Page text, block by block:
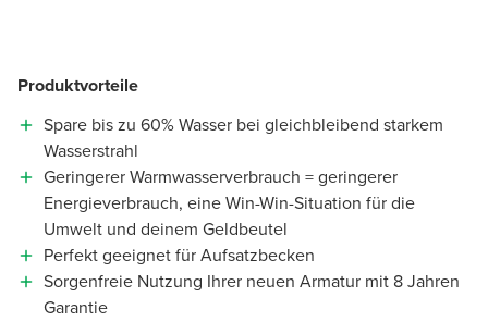
Produktvorteile
Spare bis zu 60% Wasser bei gleichbleibend starkem
Wasserstrahl
Geringerer Warmwasserverbrauch = geringerer
Energieverbrauch, eine Win-Win-Situation für die
Umwelt und deinem Geldbeutel
Perfekt geeignet für Aufsatzbecken
Sorgenfreie Nutzung Ihrer neuen Armatur mit 8 Jahren
Garantie